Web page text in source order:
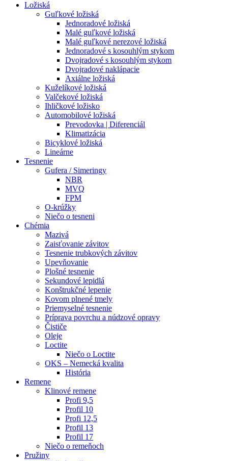
Ložiská
Guľkové ložiská
Jednoradové ložiská
Malé guľkové ložiská
Malé guľkové nerezové ložiská
Jednoradové s kosouhlým stykom
Dvojradové s kosouhlým stykom
Dvojradové naklápacie
Axiálne ložiská
Kuželíkové ložiská
Valčekové ložiská
Ihličkové ložisko
Automobilové ložiská
Prevodovka | Diferenciál
Klimatizácia
Bicyklové ložiská
Lineárne
Tesnenie
Gufera / Simeringy
NBR
MVQ
FPM
O-krúžky
Niečo o tesneni
Chémia
Mazivá
Zaisťovanie závitov
Tesnenie trubkových závitov
Upevňovanie
Plošné tesnenie
Sekundové lepidlá
Konštrukčné lepenie
Kovom plnené tmely
Priemyselné tesnenie
Príprava povrchu a núdzové opravy
Čističe
Oleje
Loctite
Niečo o Loctite
OKS – Nemecká kvalita
História
Remene
Klinové remene
Profi 9,5
Profil 10
Profi 12,5
Profil 13
Profil 17
Niečo o remeňoch
Pružiny